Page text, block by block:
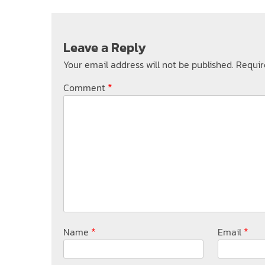
Leave a Reply
Your email address will not be published.
Comment *
Name * Email *